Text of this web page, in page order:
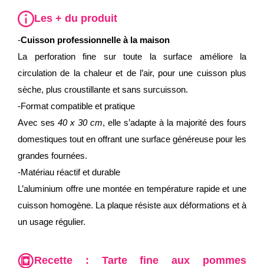
Les + du produit
-Cuisson professionnelle à la maison
La perforation fine sur toute la surface améliore la
circulation de la chaleur et de l’air, pour une cuisson plus
sèche, plus croustillante et sans surcuisson.
-Format compatible et pratique
Avec ses 40 x 30 cm, elle s’adapte à la majorité des fours
domestiques tout en offrant une surface généreuse pour les
grandes fournées.
-Matériau réactif et durable
L’aluminium offre une montée en température rapide et une
cuisson homogène. La plaque résiste aux déformations et à
un usage régulier.
Recette : Tarte fine aux pommes